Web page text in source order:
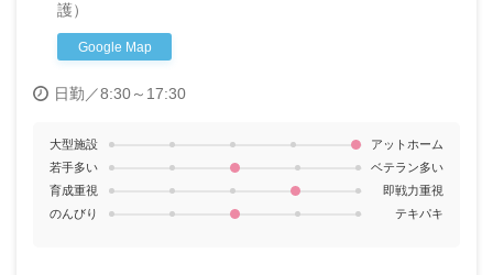
護）
Google Map
日勤／8:30～17:30
大型施設
アットホーム
若手多い
ベテラン多い
育成重視
即戦力重視
のんびり
テキパキ